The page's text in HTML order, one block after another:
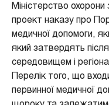
Міністерство
проект наказу про
медичної допомоги,
який затвердять
середовищем і
Перелік того, що
первинної медичної